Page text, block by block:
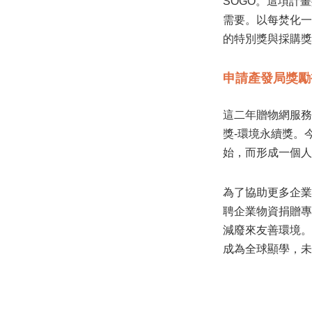
需要。以每焚化
的特別獎與採購
申請產發局獎
這二年贈物網服
獎-環境永續獎。
始，而形成一個
為了協助更多企
聘企業物資捐贈
減廢來友善環境
成為全球顯學，